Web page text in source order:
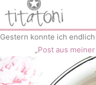
Gestern konnte ich
„Post aus